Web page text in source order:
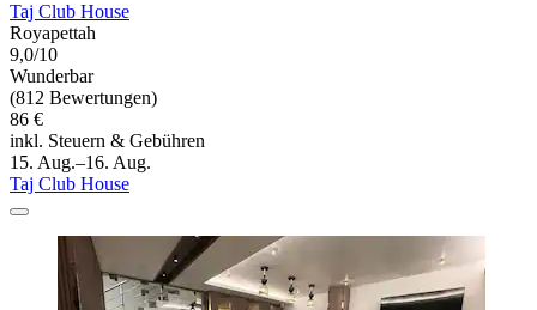
Taj Club House
Royapettah
9,0/10
Wunderbar
(812 Bewertungen)
86 €
inkl. Steuern & Gebühren
15. Aug.–16. Aug.
Taj Club House